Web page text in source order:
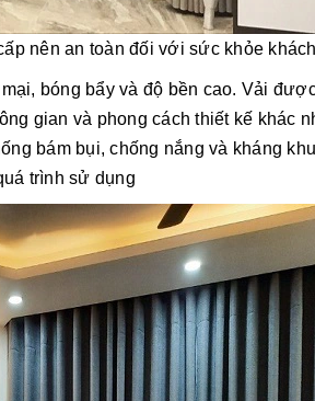
nên an toàn đối với sức khỏe
bóng bẩy và độ bền cao. Vải
gian và phong cách thiết kế khác
bám bụi, chống nắng và kháng
trình sử dụng